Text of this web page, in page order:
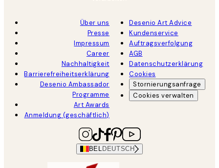
Über uns
Presse
Impressum
Career
Nachhaltigkeit
Barrierefreiheitserklärung
Desenio Ambassador
Programme
Art Awards
Anmeldung (geschäftlich)
Desenio Art Advice
Kundenservice
Auftragsverfolgung
AGB
Datenschutzerklärung
Cookies
Stornierungsanfrage
Cookies verwalten
BEL DEUTSCH